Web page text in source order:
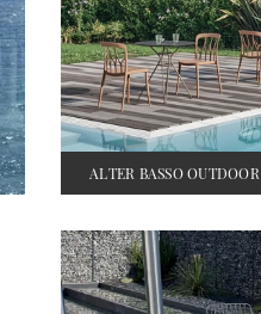
ALTER BASSO OUTDOOR